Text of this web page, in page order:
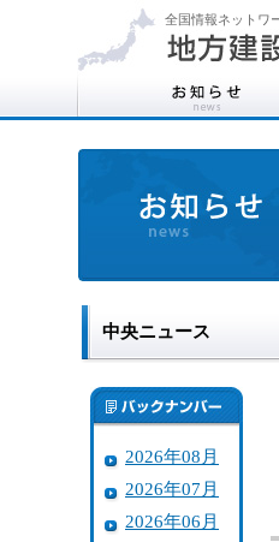
全国情報ネットワ
中央ニュース
2026年08月
2026年07月
2026年06月